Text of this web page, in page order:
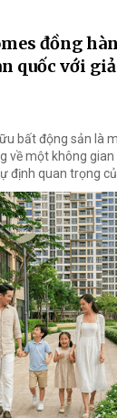
đồng
quốc với
bất động sản là
về một không
định quan trọng